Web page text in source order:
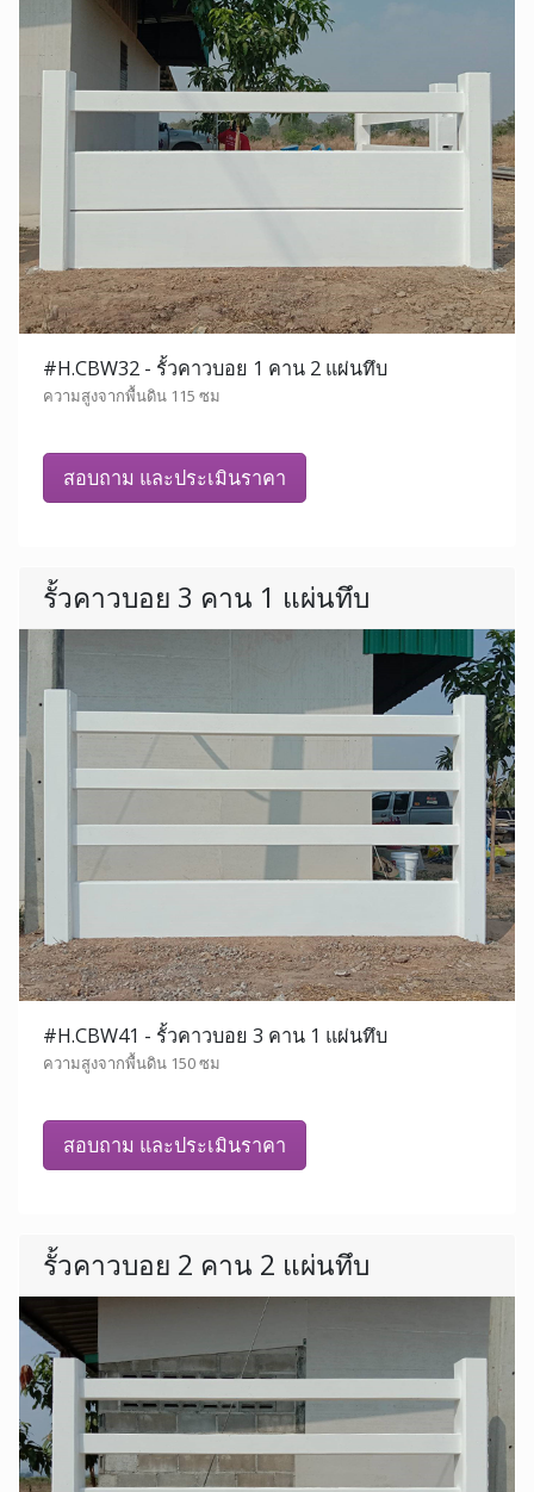
#H.CBW32 - รั้วคาวบอย 1 คาน 2 แผ่นทึบ
ความสูงจากพื้นดิน 115 ซม
สอบถาม และประเมินราคา
รั้วคาวบอย 3 คาน 1 แผ่นทึบ
#H.CBW41 - รั้วคาวบอย 3 คาน 1 แผ่นทึบ
ความสูงจากพื้นดิน 150 ซม
สอบถาม และประเมินราคา
รั้วคาวบอย 2 คาน 2 แผ่นทึบ